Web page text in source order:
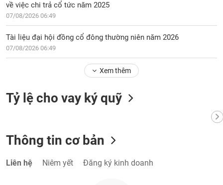
về việc chi trả cổ tức năm 2025
07/08/2026 06:49
Tài liệu đại hội đồng cổ đông thường niên năm 2026
07/08/2026 06:49
Xem thêm
Tỷ lệ cho vay ký quỹ
Thông tin cơ bản
Liên hệ Niêm yết Đăng ký kinh doanh
Công
tư
thông
Dữ